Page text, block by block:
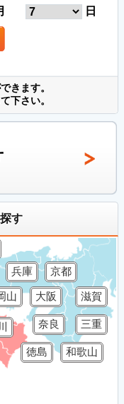
日
きます。
下さい。
す
三重
滋賀
京都
大阪
兵庫
奈良
和歌山
山
徳島